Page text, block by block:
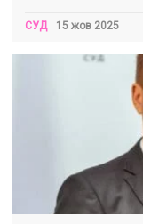
СУД 15 жов 2025